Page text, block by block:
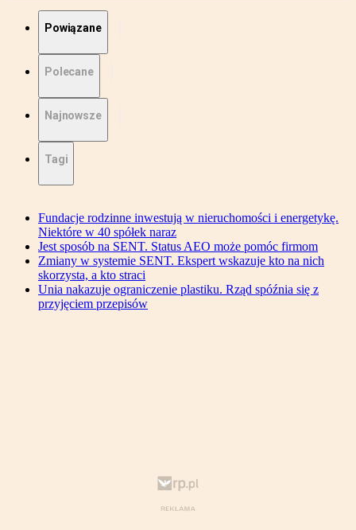
Powiązane
Polecane
Najnowsze
Tagi
Fundacje rodzinne inwestują w nieruchomości i energetykę.
Niektóre w 40 spółek naraz
Jest sposób na SENT. Status AEO może pomóc firmom
Zmiany w systemie SENT. Ekspert wskazuje kto na nich
skorzysta, a kto straci
Unia nakazuje ograniczenie plastiku. Rząd spóźnia się z
przyjęciem przepisów